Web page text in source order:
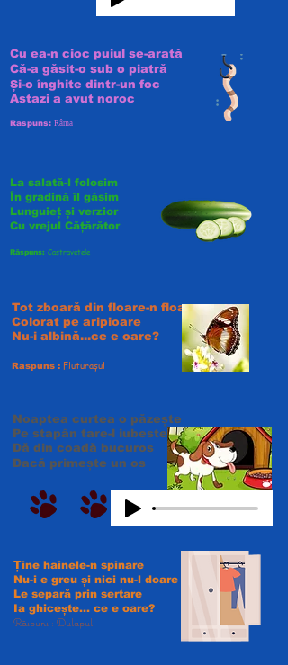
Cu ea-n cioc puiul se-arată
Că-a găsit-o sub o piatră
Și-o înghite dintr-un foc
Astazi a avut noroc
Raspuns: Râma
La salată-l folosim
În gradină îl găsim
Lunguieț și verzior
Cu vrejul Cățărător
Răspuns: Castravetele
Tot zboară din floare-n floare
Colorat pe aripioare
Nu-i albină...ce e oare?
Raspuns : Fluturașul
Noaptea curtea o păzește
Pe stapân tare-l iubeste
Dă din coadă bucuros
Dacă primește un os
Ține hainele-n spinare
Nu-i e greu și nici nu-l doare
Le separă prin sertare
Ia ghicește... ce e oare?
Răspuns : Dulapul